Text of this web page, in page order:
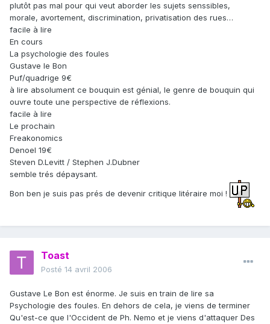
plutôt pas mal pour qui veut aborder les sujets senssibles,
morale, avortement, discrimination, privatisation des rues…
facile à lire
En cours
La psychologie des foules
Gustave le Bon
Puf/quadrige 9€
à lire absolument ce bouquin est génial, le genre de bouquin qui
ouvre toute une perspective de réflexions.
facile à lire
Le prochain
Freakonomics
Denoel 19€
Steven D.Levitt / Stephen J.Dubner
semble trés dépaysant.
Bon ben je suis pas prés de devenir critique litéraire moi !
Toast
Posté 14 avril 2006
Gustave Le Bon est énorme. Je suis en train de lire sa
Psychologie des foules. En dehors de cela, je viens de terminer
Qu'est-ce que l'Occident de Ph. Nemo et je viens d'attaquer Des